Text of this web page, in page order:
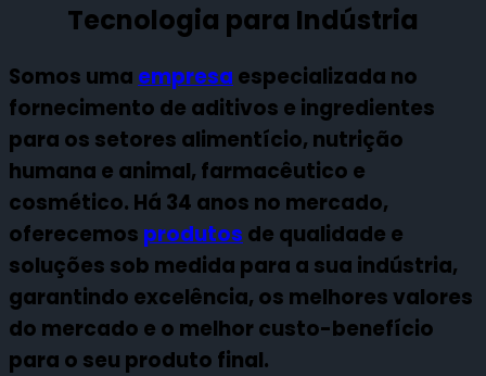
Tecnologia para Indústria
Somos uma empresa especializada no
fornecimento de aditivos e ingredientes
para os setores alimentício, nutrição
humana e animal, farmacêutico e
cosmético. Há 34 anos no mercado,
oferecemos produtos de qualidade e
soluções sob medida para a sua indústria,
garantindo excelência, os melhores valores
do mercado e o melhor custo-benefício
para o seu produto final.